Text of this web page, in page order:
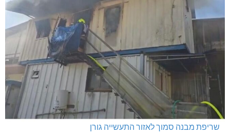
שריפת מבנה סמוך לאזור התעשייה גורן